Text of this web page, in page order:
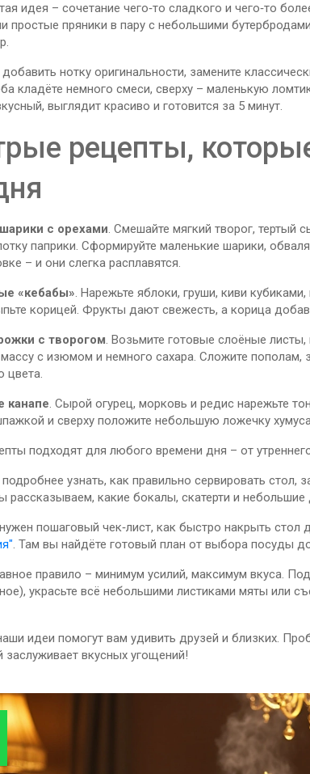
идея – сочетание чего‑то сладкого и чего‑то
простые пряники в пару с небольшими
добавить нотку оригинальности, замените
кладёте немного смеси, сверху – маленькую
выглядит красиво и готовится за 5 минут.
рецепты,
с орехами. Смешайте мягкий творог, тертый
паприки. Сформируйте маленькие шарики,
– и они слегка расплавятся.
«кебабы». Нарежьте яблоки, груши, киви
корицей. Фрукты дают свежесть, а корица
с творогом. Возьмите готовые слоёные
с изюмом и немного сахара. Сложите пополам,
цвета.
канапе. Сырой огурец, морковь и редис нарежьте
и сверху положите небольшую ложечку
подходят для любого времени дня – от
подробнее узнать, как правильно сервировать стол,
рассказываем, какие бокалы, скатерти и
пошаговый чек‑лист, как быстро накрыть стол
. Там вы найдёте готовый план от выбора посуды
правило – минимум усилий, максимум вкуса.
украсьте всё небольшими листиками мяты или
идеи помогут вам удивить друзей и близких.
заслуживает вкусных угощений!